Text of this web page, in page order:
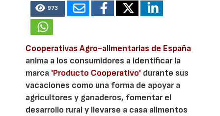
973
Cooperativas Agro-alimentarias de España
anima a los consumidores a identificar la
marca 'Producto Cooperativo' durante sus
vacaciones como una forma de apoyar a
agricultores y ganaderos, fomentar el
desarrollo rural y llevarse a casa alimentos